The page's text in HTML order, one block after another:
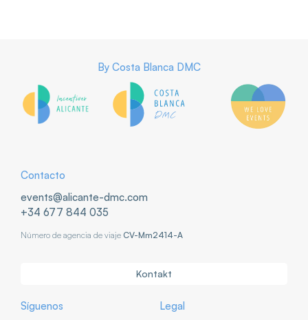
By Costa Blanca DMC
Contacto
events@alicante-dmc.com
+34 677 844 035
Número de agencia de viaje CV-Mm2414-A
Kontakt
Síguenos
Legal